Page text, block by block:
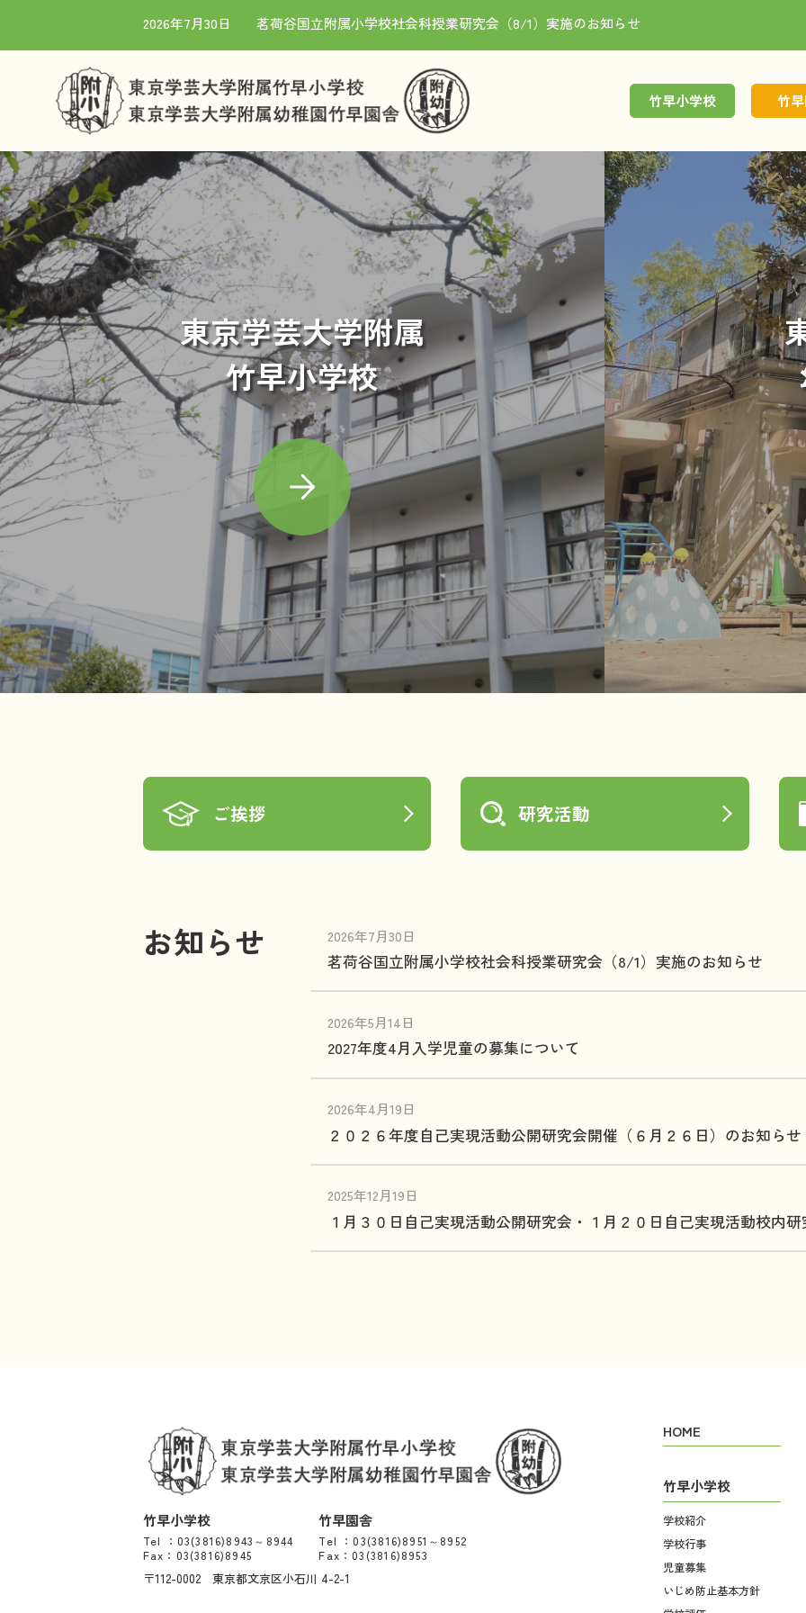
2026年7月30日 茗荷谷国立附属小学校社会科授業研究会（8/1）実施のお知らせ
竹早小学校
竹早小学校 TOP
学校紹介 学校行事
いじめ防止基本方針 学校評価
竹
竹早園舎 TOP
園紹介 園行事
東京学芸大学附属
竹早小学校
ご挨拶 研究活動
お知らせ 2026年7月30日
茗荷谷国立附属小学校社会科授業研究会（8/1）実施のお知らせ
2026年5月14日
2027年度4月入学児童の募集について
2026年4月19日
２０２６年度自己実現活動公開研究会開催（６月２６日）のお知らせ
2025年12月19日
１月３０日自己実現活動公開研究会・１月２０日自己実現活動校内
竹早小学校
Tel ：03(3816)8943～8944
Fax：03(3816)8945
竹早園舎
Tel ：03(3816)8951～8952
Fax：03(3816)8953
〒112-0002 東京都文京区小石川 4-2-1
HOME
竹早小学校
学校紹介
学校行事
児童募集
いじめ防止基本方針